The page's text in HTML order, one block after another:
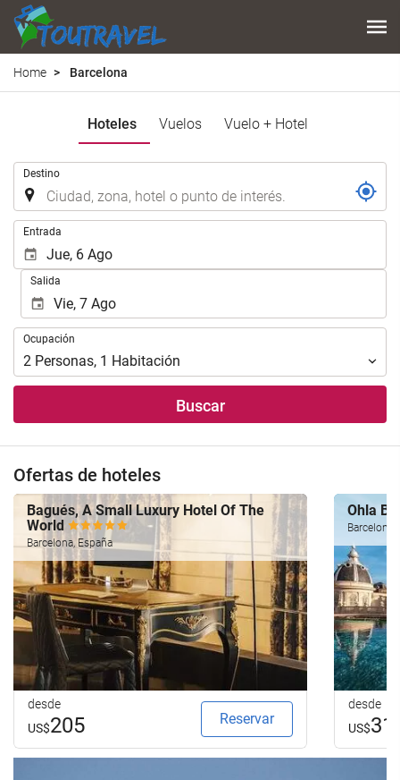
Home Barcelona
Hoteles Vuelos Vuelo + Hotel
Destino
Entrada
Salida
Ocupación
Ocupación
2 Personas, 1 Habitación
Buscar
Ofertas de hoteles
Bagués, A Small Luxury Hotel Of The
World
Barcelona, España
desde
US$205 Reservar
Ohla
Barcelona,
desde
US$